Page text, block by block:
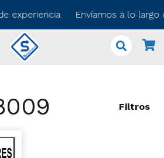
experiencia Envíamos a lo
Filtros